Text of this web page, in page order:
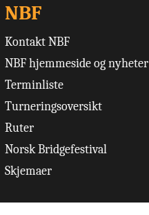
NBF
Kontakt NBF
NBF hjemmeside og nyheter
Terminliste
Turneringsoversikt
Ruter
Norsk Bridgefestival
Skjemaer